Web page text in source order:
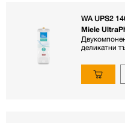
WA UPS2
Miele
деликатни